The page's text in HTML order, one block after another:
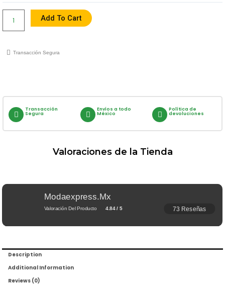
6627
Add To Cart
Transacción Segura
Transacción
Segura
Envíos a todo
México
Política de
devoluciones
Description
Additional Information
Reviews (0)
Valoraciones de la Tienda
Modaexpress.mx
Valoración Del Producto 4.84 / 5 73 Reseñas